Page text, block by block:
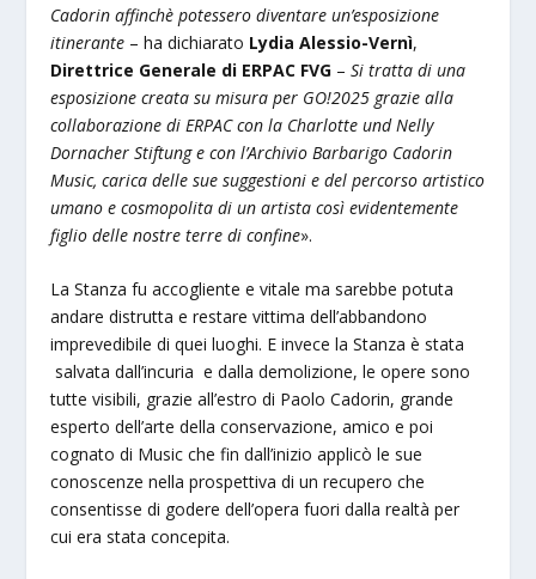
Cadorin affinchè potessero diventare un’esposizione
itinerante – ha dichiarato Lydia Alessio-Vernì,
Direttrice Generale di ERPAC FVG –Si tratta di una
esposizione creata su misura per GO!2025 grazie alla
collaborazione di ERPAC con la Charlotte und Nelly
Dornacher Stiftung e con l’Archivio Barbarigo Cadorin
Music, carica delle sue suggestioni e del percorso artistico
umano e cosmopolita di un artista così evidentemente
figlio delle nostre terre di confine».
La Stanza fu accogliente e vitale ma sarebbe potuta
andare distrutta e restare vittima dell’abbandono
imprevedibile di quei luoghi. E invece la Stanza è stata
salvata dall’incuria e dalla demolizione, le opere sono
tutte visibili, grazie all’estro di Paolo Cadorin, grande
esperto dell’arte della conservazione, amico e poi
cognato di Music che fin dall’inizio applicò le sue
conoscenze nella prospettiva di un recupero che
consentisse di godere dell’opera fuori dalla realtà per
cui era stata concepita.